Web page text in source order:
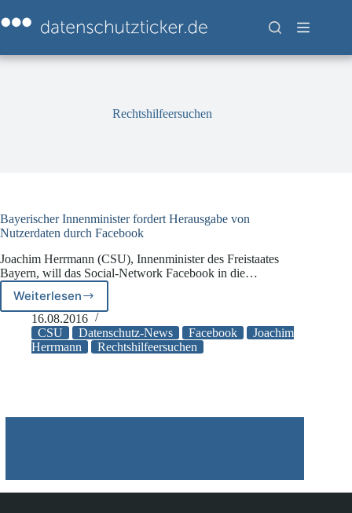
Inhalt
springen
Rechtshilfeersuchen
Bayerischer Innenminister fordert Herausgabe von
Nutzerdaten durch Facebook
Joachim Herrmann (CSU), Innenminister des Freistaates
Bayern, will das Social-Network Facebook in die…
WeiterlesenBayerischer
Innenminister
fordert
Herausgabe
16.08.2016
CSU
Datenschutz-News Facebook
Joachim
Herrmann
Rechtshilfeersuchen